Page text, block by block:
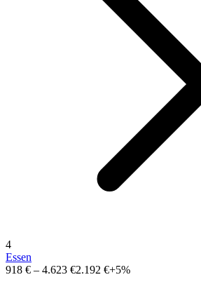
4
Essen
918 € – 4.623 €2.192 €+5%